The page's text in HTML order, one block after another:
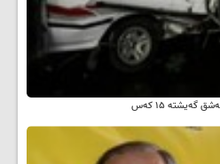
گەیشتە ۱۵ کەس